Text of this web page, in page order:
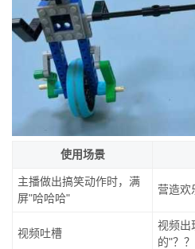
使用场景
主播做出搞笑动作时，满
屏"哈哈哈"
营造欢
视频吐槽
视频出
的"？